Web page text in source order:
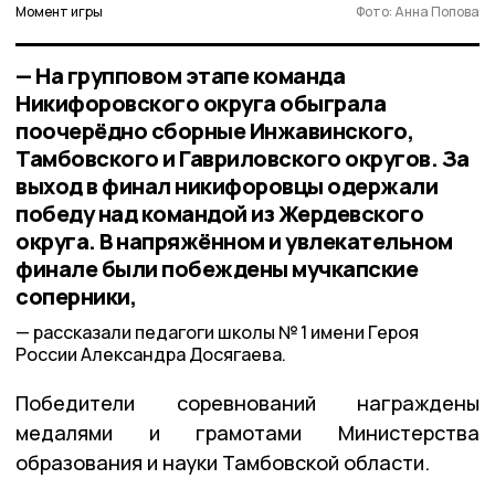
Момент игры Фото: Анна Попова
— На групповом этапе команда
Никифоровского округа обыграла
поочерёдно сборные Инжавинского,
Тамбовского и Гавриловского округов. За
выход в финал никифоровцы одержали
победу над командой из Жердевского
округа. В напряжённом и увлекательном
финале были побеждены мучкапские
соперники,
рассказали педагоги школы № 1 имени Героя
России Александра Досягаева.
Победители соревнований награждены
медалями и грамотами Министерства
образования и науки Тамбовской области.